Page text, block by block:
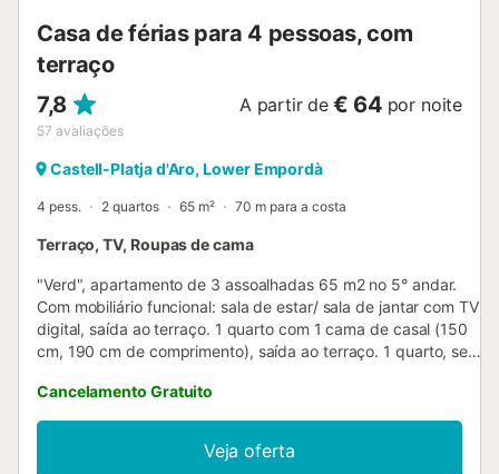
Casa de férias para 4 pessoas, com
terraço
7,8
57 avaliações
A partir de € 64 por noite
Castell-Platja d'Aro, Lower Empordà
4 pess. 2 quartos 65 m² 70 m para a costa
Terraço, TV, Roupas de cama
"Verd", apartamento de 3 assoalhadas 65 m2 no 5° andar.
Com mobiliário funcional: sala de estar/ sala de jantar com TV
digital, saída ao terraço. 1 quarto com 1 cama de casal (150
cm, 190 cm de comprimento), saída ao terraço. 1 quarto, sem
Cozinha (forno, 4 placas de vitrocerâmica, torradeira,
chaleira, microondas, máquina de café eléctrica).
Banheira/bidê/WC. Aquecimento. Terraço grande. Móveis de
terraço. Vista esplêndida ao mar. O alojamento dispõe de:
Cancelamento Gratuito
Veja oferta